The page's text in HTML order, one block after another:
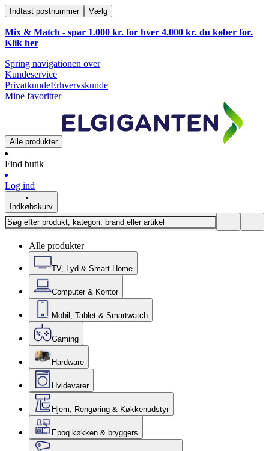
Indtast postnummer Vælg
Mix & Match - spar 1.000 kr. for hver 4.000 kr. du køber for.
Klik her
Spring navigationen over
Kundeservice
PrivatkundeErhvervskunde
Mine favoritter
Alle produkter
Find butik
Log ind
Indkøbskurv
Alle produkter
TV, Lyd & Smart Home
Computer & Kontor
Mobil, Tablet & Smartwatch
Gaming
Hardware
Hvidevarer
Hjem, Rengøring & Køkkenudstyr
Epoq køkken & bryggers